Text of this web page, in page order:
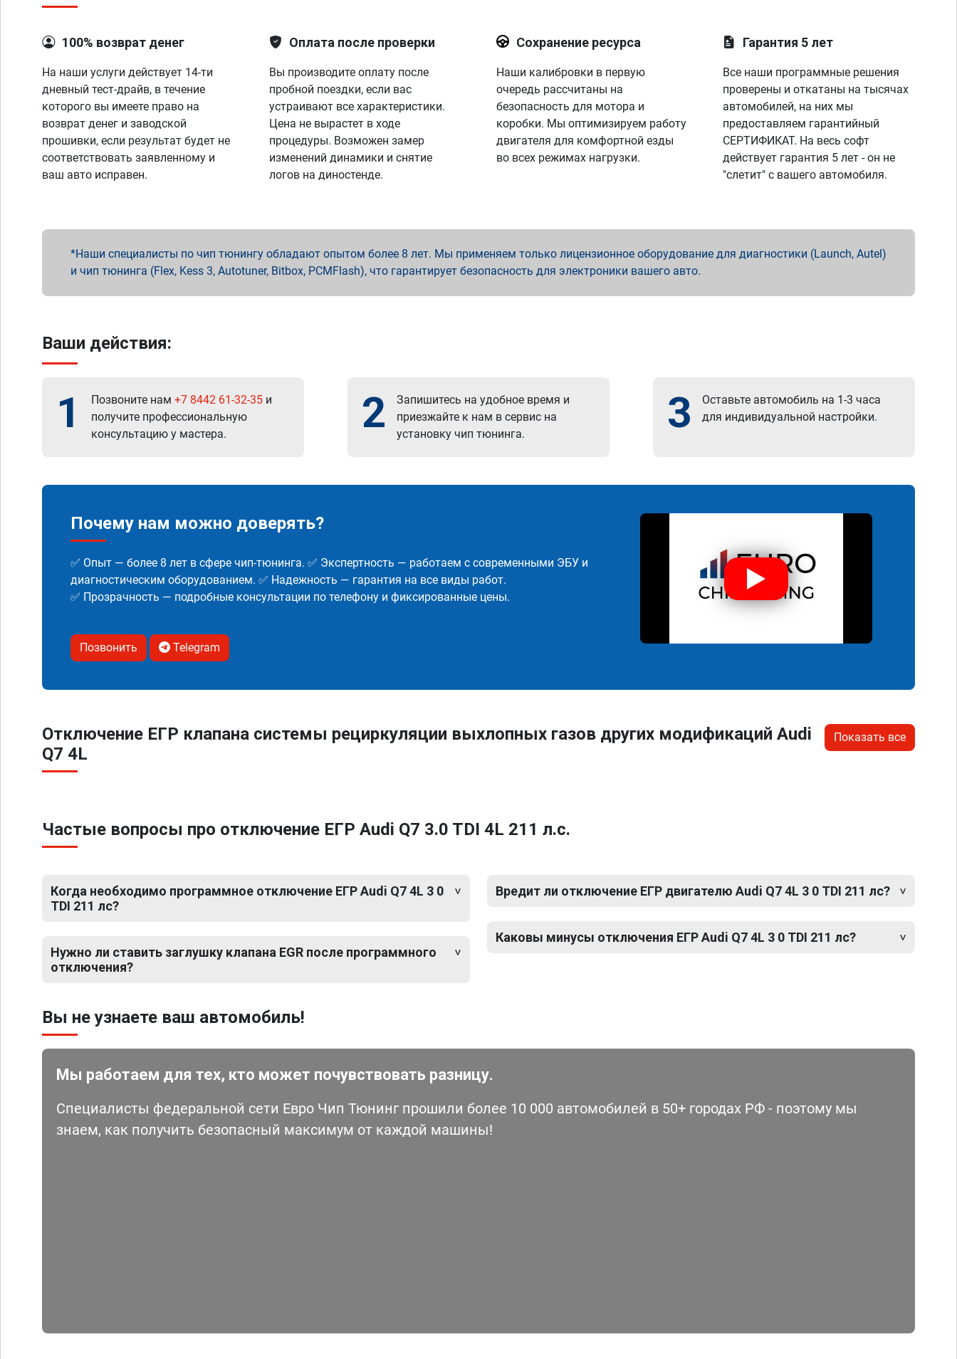
100% возврат денег
На наши услуги действует 14-ти
дневный тест-драйв, в течение
которого вы имеете право на
возврат денег и заводской
прошивки, если результат будет не
соответствовать заявленному и
ваш авто исправен.
Оплата после проверки
Вы производите оплату после
пробной поездки, если вас
устраивают все характеристики.
Цена не вырастет в ходе
процедуры. Возможен замер
изменений динамики и снятие
логов на диностенде.
Сохранение ресурса
Наши калибровки в первую
очередь рассчитаны на
безопасность для мотора и
коробки. Мы оптимизируем работу
двигателя для комфортной езды
во всех режимах нагрузки.
Гарантия 5 лет
Все наши программные решения
проверены и откатаны на тысячах
автомобилей, на них мы
предоставляем гарантийный
СЕРТИФИКАТ. На весь софт
действует гарантия 5 лет - он не
"слетит" с вашего автомобиля.
Наши специалисты по чип тюнингу обладают опытом более 8 лет. Мы применяем только лицензионное оборудование для диагностики (Launch, Autel)
и чип тюнинга (Flex, Kess 3, Autotuner, Bitbox, PCMFlash), что гарантирует безопасность для электроники вашего авто.
Ваши действия:
1 Позвоните нам +7 8442 61-32-35 и
получите профессиональную
консультацию у мастера.
2
Запишитесь на удобное время и
приезжайте к нам в сервис на
установку чип тюнинга.
3
Оставьте автомобиль на 1-3 часа
для индивидуальной настройки.
Почему нам можно доверять?
✅ Опыт — более 8 лет в сфере чип-тюнинга. ✅ Экспертность — работаем с современными ЭБУ и
диагностическим оборудованием. ✅ Надежность — гарантия на все виды работ.
✅ Прозрачность — подробные консультации по телефону и фиксированные цены.
Позвонить Telegram
Отключение ЕГР клапана системы рециркуляции выхлопных газов других модификаций Audi
Q7 4L
Показать все
Частые вопросы про отключение ЕГР Audi Q7 3.0 TDI 4L 211 л.с.
Когда необходимо программное отключение ЕГР Audi Q7 4L 3 0
TDI 211 лс?
Нужно ли ставить заглушку клапана EGR после программного
отключения?
Вредит ли отключение ЕГР двигателю Audi Q7 4L 3 0 TDI 211 лс?
Каковы минусы отключения ЕГР Audi Q7 4L 3 0 TDI 211 лс?
Вы не узнаете ваш автомобиль!
Мы работаем для тех, кто может почувствовать разницу.
Специалисты федеральной сети Евро Чип Тюнинг прошили более 10 000 автомобилей в 50+ городах РФ - поэтому мы
знаем, как получить безопасный максимум от каждой машины!